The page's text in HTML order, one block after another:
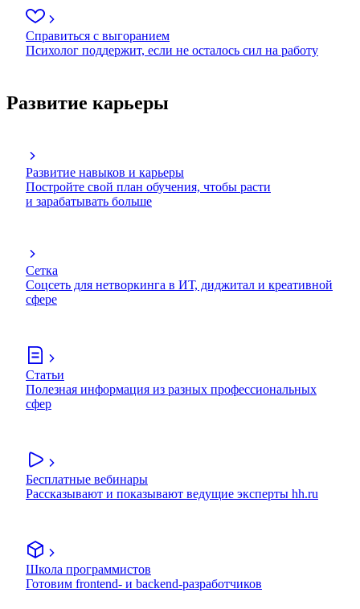
Справиться с выгоранием
Психолог поддержит, если не осталось сил на работу
Развитие карьеры
Развитие навыков и карьеры
Постройте свой план обучения, чтобы расти
и зарабатывать больше
Сетка
Соцсеть для нетворкинга в ИТ, диджитал и креативной
сфере
Статьи
Полезная информация из разных профессиональных
сфер
Бесплатные вебинары
Рассказывают и показывают ведущие эксперты hh.ru
Школа программистов
Готовим frontend- и backend-разработчиков